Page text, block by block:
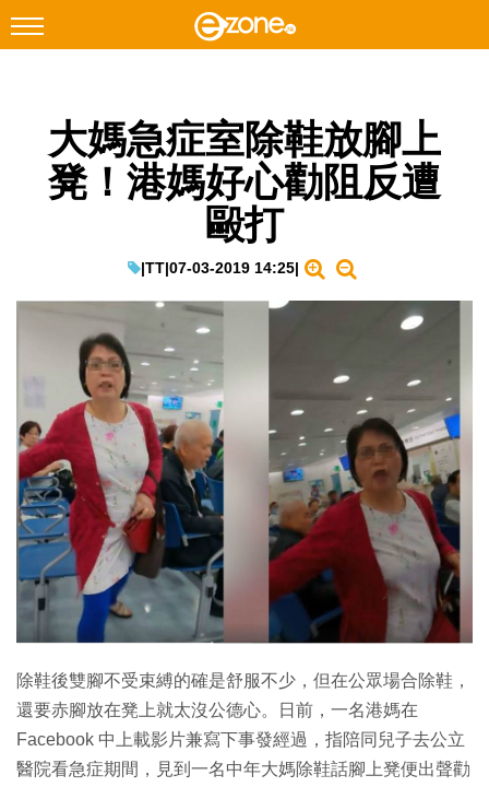
Facebook Instagram
科技焦點
教學評測
EduTech
生成式AI與雲端應用
Enterprise Digital Transformation
特集
大媽急症室除鞋放腳上
凳！港媽好心勸阻反遭
毆打
|TT|07-03-2019 14:25|
除鞋後雙腳不受束縛的確是舒服不少，但在公眾場合除鞋，
還要赤腳放在凳上就太沒公德心。日前，一名港媽在
Facebook 中上載影片兼寫下事發經過，指陪同兒子去公立
醫院看急症期間，見到一名中年大媽除鞋話腳上凳便出聲勸